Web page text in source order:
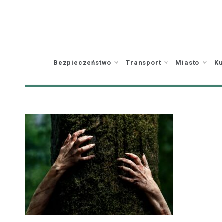
Bezpieczeństwo Transport Miasto